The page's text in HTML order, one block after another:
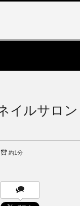
イルサロ
約1分